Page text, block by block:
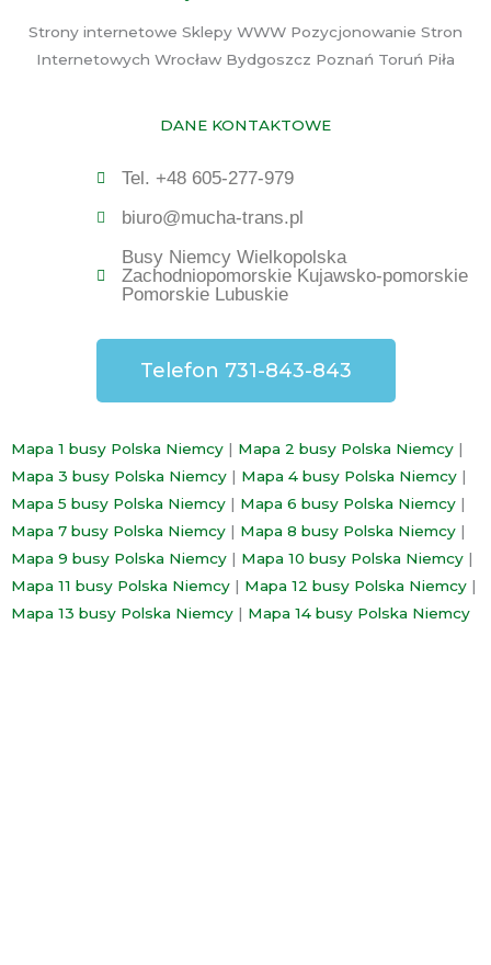
Strony internetowe Sklepy WWW Pozycjonowanie Stron
Internetowych Wrocław Bydgoszcz Poznań Toruń Piła
DANE KONTAKTOWE
Tel. +48 605-277-979
biuro@mucha-trans.pl
Busy Niemcy Wielkopolska
Zachodniopomorskie Kujawsko-pomorskie
Pomorskie Lubuskie
Telefon 731-843-843
Mapa 1 busy Polska Niemcy | Mapa 2 busy Polska Niemcy |
Mapa 3 busy Polska Niemcy | Mapa 4 busy Polska Niemcy |
Mapa 5 busy Polska Niemcy | Mapa 6 busy Polska Niemcy |
Mapa 7 busy Polska Niemcy | Mapa 8 busy Polska Niemcy |
Mapa 9 busy Polska Niemcy | Mapa 10 busy Polska Niemcy |
Mapa 11 busy Polska Niemcy | Mapa 12 busy Polska Niemcy |
Mapa 13 busy Polska Niemcy | Mapa 14 busy Polska Niemcy